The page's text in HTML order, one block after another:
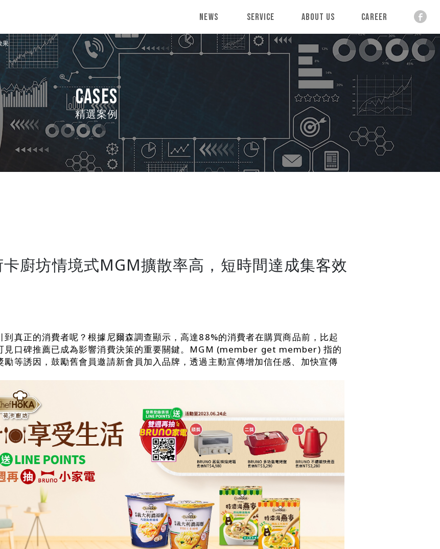
News Service About Us Career
果
CASES
精選案例
廚坊情境式MGM擴散率高，短時間達成集客效
真正的消費者呢？根據尼爾森調查顯示，高達88%的消費者在購買商品前，比起
見口碑推薦已成為影響消費決策的重要關鍵。MGM (member get member) 指的
等誘因，鼓勵舊會員邀請新會員加入品牌，透過主動宣傳增加信任感、加快宣傳